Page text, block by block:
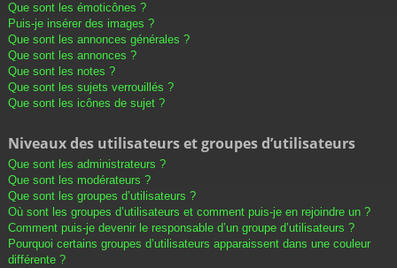
Que sont les émoticônes ?
Puis-je insérer des images ?
Que sont les annonces générales ?
Que sont les annonces ?
Que sont les notes ?
Que sont les sujets verrouillés ?
Que sont les icônes de sujet ?
Niveaux des utilisateurs et groupes d’utilisateurs
Que sont les administrateurs ?
Que sont les modérateurs ?
Que sont les groupes d’utilisateurs ?
Où sont les groupes d’utilisateurs et comment puis-je en rejoindre un ?
Comment puis-je devenir le responsable d’un groupe d’utilisateurs ?
Pourquoi certains groupes d’utilisateurs apparaissent dans une couleur
différente ?